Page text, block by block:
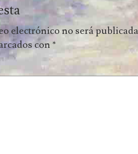
electrónico no será
con*